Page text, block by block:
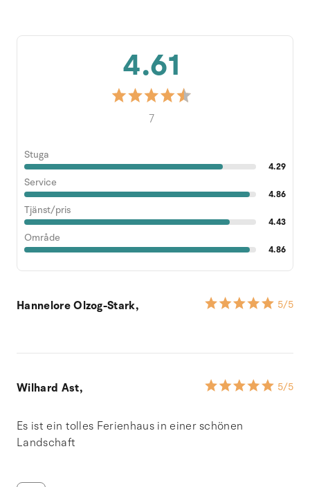
4.61
7
Stuga
4.29
Service
4.86
Tjänst/pris
4.43
Område
4.86
Hannelore Olzog-Stark, 5/5
Wilhard Ast, 5/5
Es ist ein tolles Ferienhaus in einer schönen
Landschaft